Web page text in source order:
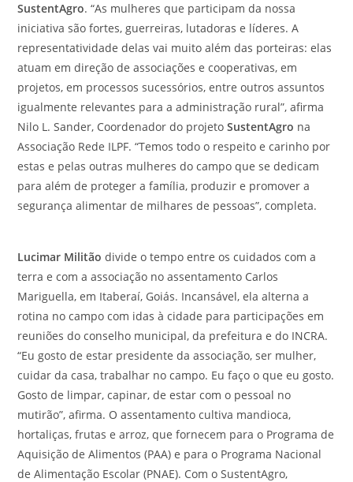
SustentAgro. “As mulheres que participam da nossa
iniciativa são fortes, guerreiras, lutadoras e líderes. A
representatividade delas vai muito além das porteiras: elas
atuam em direção de associações e cooperativas, em
projetos, em processos sucessórios, entre outros assuntos
igualmente relevantes para a administração rural”, afirma
Nilo L. Sander, Coordenador do projetoSustentAgro na
Associação Rede ILPF. “Temos todo o respeito e carinho por
estas e pelas outras mulheres do campo que se dedicam
para além de proteger a família, produzir e promover a
segurança alimentar de milhares de pessoas”, completa.
Lucimar Militão divide o tempo entre os cuidados com a
terra e com a associação no assentamento Carlos
Mariguella, em Itaberaí, Goiás. Incansável, ela alterna a
rotina no campo com idas à cidade para participações em
reuniões do conselho municipal, da prefeitura e do INCRA.
“Eu gosto de estar presidente da associação, ser mulher,
cuidar da casa, trabalhar no campo. Eu faço o que eu gosto.
Gosto de limpar, capinar, de estar com o pessoal no
mutirão”, afirma. O assentamento cultiva mandioca,
hortaliças, frutas e arroz, que fornecem para o Programa de
Aquisição de Alimentos (PAA) e para o Programa Nacional
de Alimentação Escolar (PNAE). Com o SustentAgro,